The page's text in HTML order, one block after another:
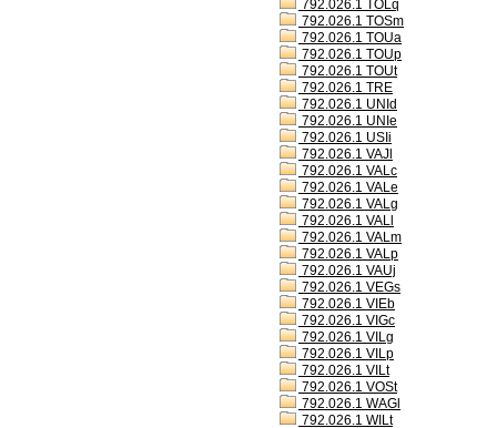
792.026.1 TOLq
792.026.1 TOSm
792.026.1 TOUa
792.026.1 TOUp
792.026.1 TOUt
792.026.1 TRE
792.026.1 UNId
792.026.1 UNIe
792.026.1 USIi
792.026.1 VAJl
792.026.1 VALc
792.026.1 VALe
792.026.1 VALg
792.026.1 VALl
792.026.1 VALm
792.026.1 VALp
792.026.1 VAUj
792.026.1 VEGs
792.026.1 VIEb
792.026.1 VIGc
792.026.1 VILg
792.026.1 VILp
792.026.1 VILt
792.026.1 VOSt
792.026.1 WAGl
792.026.1 WILt